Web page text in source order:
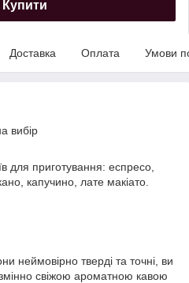
Купити
Доставка Оплата Умови
вибір
для приготування: еспресо,
капучино, лате макіато.
неймовірно тверді та точні, ви
свіжою ароматною кавою